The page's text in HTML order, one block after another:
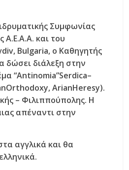
Συμφωνίας
Α.Ε.Α.Α. και του
, Bulgaria, ο Καθηγητής
δώσει διάλεξη στην
“Antinomia”Serdica–
,ArianHeresy).
– Φιλιππούπολης. Η
απέναντι στην
αγγλικά και θα